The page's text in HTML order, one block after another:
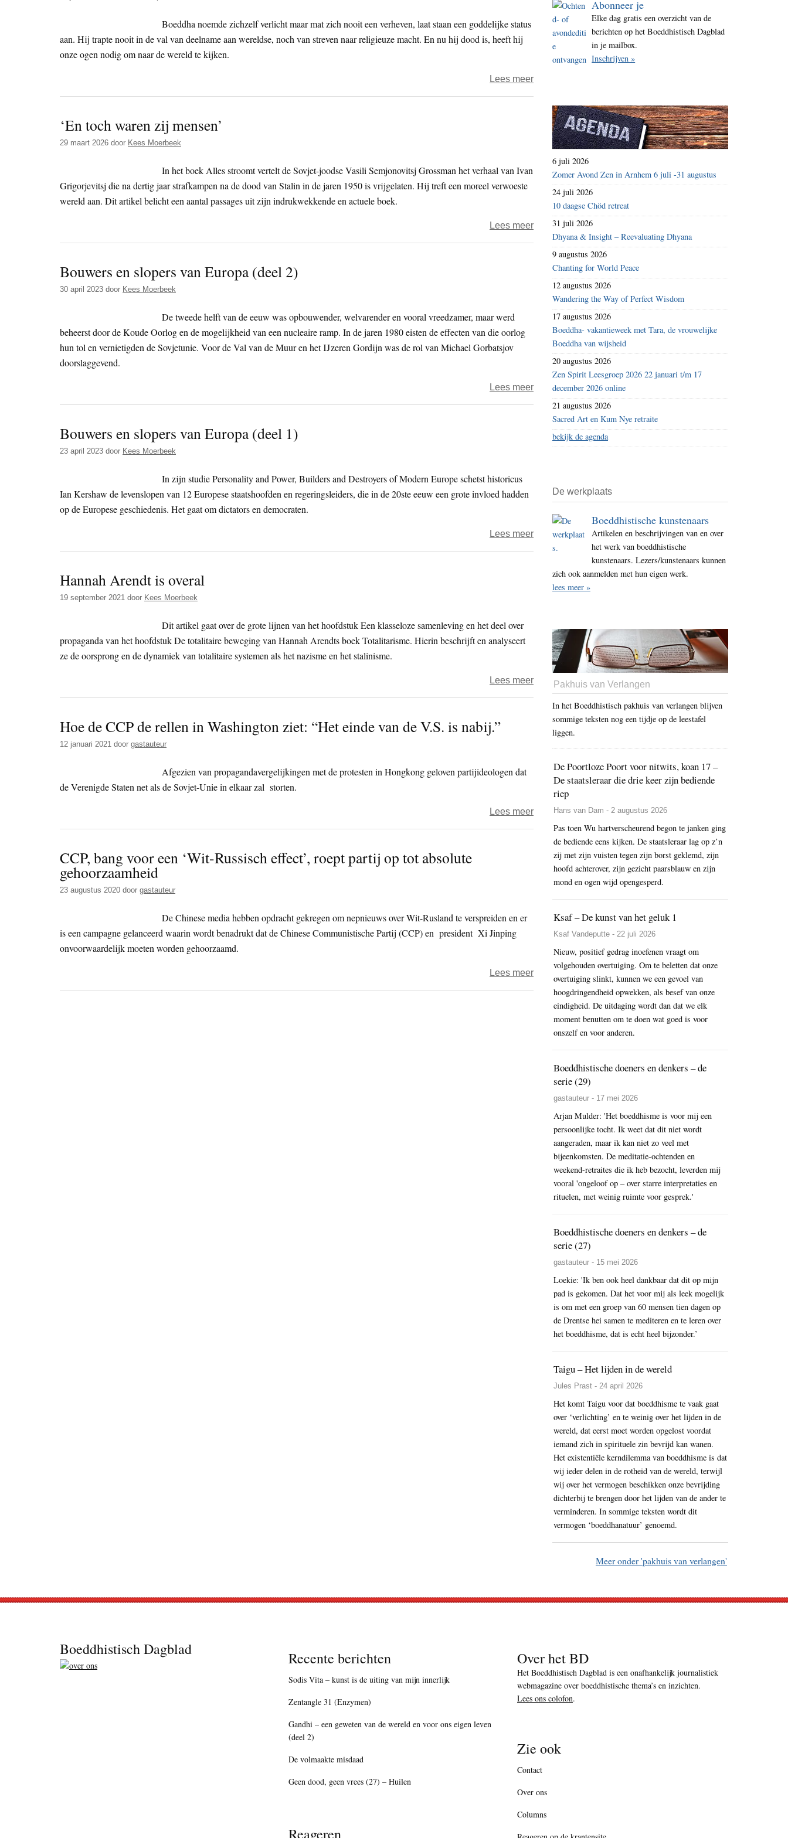
i
t
Boeddha noemde zichzelf verlicht maar mat zich nooit een verheven, laat staan een goddelijke status
aan. Hij trapte nooit in de val van deelname aan wereldse, noch van streven naar religieuze macht. En nu hij dood is, heeft hij
onze ogen nodig om naar de wereld te kijken.
Lees meerover
aan?
moderne
wereld
wonderen’
‘En toch waren zij mensen’
29 maart 2026 door Kees Moerbeek
In het boek Alles stroomt vertelt de Sovjet-joodse Vasili Semjonovitsj Grossman het verhaal van Ivan
Grigorjevitsj die na dertig jaar strafkampen na de dood van Stalin in de jaren 1950 is vrijgelaten. Hij treft een moreel verwoeste
wereld aan. Dit artikel belicht een aantal passages uit zijn indrukwekkende en actuele boek.
Lees meerover
waren
mensen’
Bouwers en slopers van Europa (deel 2)
30 april 2023 door Kees Moerbeek
De tweede helft van de eeuw was opbouwender, welvarender en vooral vreedzamer, maar werd
beheerst door de Koude Oorlog en de mogelijkheid van een nucleaire ramp. In de jaren 1980 eisten de effecten van die oorlog
hun tol en vernietigden de Sovjetunie. Voor de Val van de Muur en het IJzeren Gordijn was de rol van Michael Gorbatsjov
doorslaggevend.
Lees meerover
Bouwers
slopers
Bouwers en slopers van Europa (deel 1)
23 april 2023 door Kees Moerbeek
In zijn studie Personality and Power, Builders and Destroyers of Modern Europe schetst historicus
Ian Kershaw de levenslopen van 12 Europese staatshoofden en regeringsleiders, die in de 20ste eeuw een grote invloed hadden
op de Europese geschiedenis. Het gaat om dictators en democraten.
Lees meerover
Bouwers
slopers
Hannah Arendt is overal
19 september 2021 door Kees Moerbeek
Dit artikel gaat over de grote lijnen van het hoofdstuk Een klasseloze samenleving en het deel over
propaganda van het hoofdstuk De totalitaire beweging van Hannah Arendts boek Totalitarisme. Hierin beschrijft en analyseert
ze de oorsprong en de dynamiek van totalitaire systemen als het nazisme en het stalinisme.
Lees meerover
Hannah
Arendt
overal
Hoe de CCP de rellen in Washington ziet: “Het einde van de V.S. is nabij.”
12 januari 2021 door gastauteur
Afgezien van propagandavergelijkingen met de protesten in Hongkong geloven partijideologen dat
de Verenigde Staten net als de Sovjet-Unie in elkaar zal storten.
Lees meerover
rellen
Washington
einde
van
de
CCP, bang voor een ‘Wit-Russisch effect’, roept partij op tot absolute
gehoorzaamheid
23 augustus 2020 door gastauteur
De Chinese media hebben opdracht gekregen om nepnieuws over Wit-Rusland te verspreiden en er
is een campagne gelanceerd waarin wordt benadrukt dat de Chinese Communistische Partij (CCP) en president Xi Jinping
onvoorwaardelijk moeten worden gehoorzaamd.
Lees meerover
CCP,
Russisch
effect’,
absolute
gehoorzaamheid
Abonneer je
Elke dag gratis een overzicht van de
berichten op het Boeddhistisch Dagblad
in je mailbox.
Inschrijven »
6 juli 2026
Zomer Avond Zen in Arnhem 6 juli -31 augustus
24 juli 2026
10 daagse Chöd retreat
31 juli 2026
Dhyana & Insight – Reevaluating Dhyana
9 augustus 2026
Chanting for World Peace
12 augustus 2026
Wandering the Way of Perfect Wisdom
17 augustus 2026
Boeddha- vakantieweek met Tara, de vrouwelijke
Boeddha van wijsheid
20 augustus 2026
Zen Spirit Leesgroep 2026 22 januari t/m 17
december 2026 online
21 augustus 2026
Sacred Art en Kum Nye retraite
bekijk de agenda
De werkplaats
Boeddhistische kunstenaars
Artikelen en beschrijvingen van en over
het werk van boeddhistische
kunstenaars. Lezers/kunstenaars kunnen
zich ook aanmelden met hun eigen werk.
lees meer »
Pakhuis van Verlangen
In het Boeddhistisch pakhuis van verlangen blijven
sommige teksten nog een tijdje op de leestafel
liggen.
De Poortloze Poort voor nitwits, koan 17 –
De staatsleraar die drie keer zijn bediende
riep
Hans van Dam - 2 augustus 2026
Pas toen Wu hartverscheurend begon te janken ging
de bediende eens kijken. De staatsleraar lag op z’n
zij met zijn vuisten tegen zijn borst geklemd, zijn
hoofd achterover, zijn gezicht paarsblauw en zijn
mond en ogen wijd opengesperd.
Ksaf – De kunst van het geluk 1
Ksaf Vandeputte - 22 juli 2026
Nieuw, positief gedrag inoefenen vraagt om
volgehouden overtuiging. Om te beletten dat onze
overtuiging slinkt, kunnen we een gevoel van
hoogdringendheid opwekken, als besef van onze
eindigheid. De uitdaging wordt dan dat we elk
moment benutten om te doen wat goed is voor
onszelf en voor anderen.
Boeddhistische doeners en denkers – de
serie (29)
gastauteur - 17 mei 2026
Arjan Mulder: 'Het boeddhisme is voor mij een
persoonlijke tocht. Ik weet dat dit niet wordt
aangeraden, maar ik kan niet zo veel met
bijeenkomsten. De meditatie-ochtenden en
weekend-retraites die ik heb bezocht, leverden mij
vooral 'ongeloof op – over starre interpretaties en
rituelen, met weinig ruimte voor gesprek.'
Boeddhistische doeners en denkers – de
serie (27)
gastauteur - 15 mei 2026
Loekie: 'Ik ben ook heel dankbaar dat dit op mijn
pad is gekomen. Dat het voor mij als leek mogelijk
is om met een groep van 60 mensen tien dagen op
de Drentse hei samen te mediteren en te leren over
het boeddhisme, dat is echt heel bijzonder.’
Taigu – Het lijden in de wereld
Jules Prast - 24 april 2026
Het komt Taigu voor dat boeddhisme te vaak gaat
over ‘verlichting’ en te weinig over het lijden in de
wereld, dat eerst moet worden opgelost voordat
iemand zich in spirituele zin bevrijd kan wanen.
Het existentiële kerndilemma van boeddhisme is dat
wij ieder delen in de rotheid van de wereld, terwijl
wij over het vermogen beschikken onze bevrijding
dichterbij te brengen door het lijden van de ander te
verminderen. In sommige teksten wordt dit
vermogen ‘boeddhanatuur’ genoemd.
Meer onder 'pakhuis van verlangen'
Boeddhistisch Dagblad Recente berichten
Sodis Vita – kunst is de uiting van mijn innerlijk
Zentangle 31 (Enzymen)
Gandhi – een geweten van de wereld en voor ons eigen leven
(deel 2)
De volmaakte misdaad
Geen dood, geen vrees (27) – Huilen
Reageren
Over het BD
Het Boeddhistisch Dagblad is een onafhankelijk journalistiek
webmagazine over boeddhistische thema’s en inzichten.
Lees ons colofon.
Zie ook
Contact
Over ons
Columns